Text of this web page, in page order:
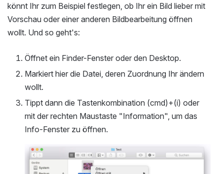
könnt Ihr zum Beispiel festlegen, ob Ihr ein Bild lieber mit
Vorschau oder einer anderen Bildbearbeitung öffnen
wollt. Und so geht's:
Öffnet ein Finder-Fenster oder den Desktop.
Markiert hier die Datei, deren Zuordnung Ihr ändern
wollt.
Tippt dann die Tastenkombination (cmd)+(i) oder
mit der rechten Maustaste "Information", um das
Info-Fenster zu öffnen.